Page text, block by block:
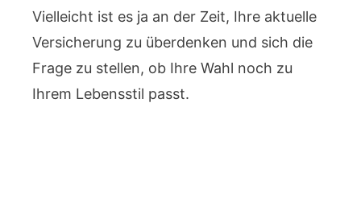
Vielleicht ist es ja an der Zeit, Ihre aktuelle
Versicherung zu überdenken und sich die
Frage zu stellen, ob Ihre Wahl noch zu
Ihrem Lebensstil passt.